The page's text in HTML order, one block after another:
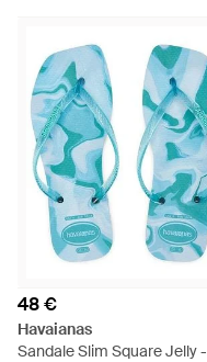
48 €
Havaianas
Sandale Slim Square Jelly -